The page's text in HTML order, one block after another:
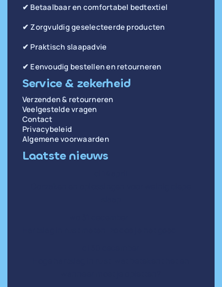
✔ Betaalbaar en comfortabel bedtextiel
✔ Zorgvuldig geselecteerde producten
✔ Praktisch slaapadvie
✔ Eenvoudig bestellen en retourneren
Service & zekerheid
Verzenden & retourneren
Veelgestelde vragen
Contact
Privacybeleid
Algemene voorwaarden
Laatste nieuws